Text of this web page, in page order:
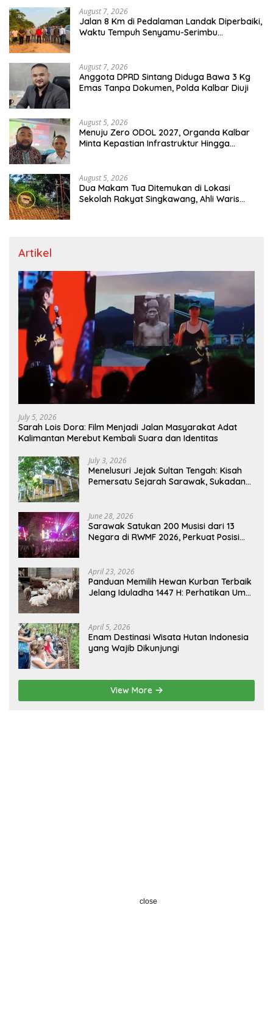
August 7, 2026
Jalan 8 Km di Pedalaman Landak Diperbaiki,
Waktu Tempuh Senyamu-Serimbu
August 7, 2026
Anggota DPRD Sintang Diduga Bawa 3 Kg
Emas Tanpa Dokumen, Polda Kalbar Diuji
August 5, 2026
Menuju Zero ODOL 2027, Organda Kalbar
Minta Kepastian Infrastruktur Hingga
August 5, 2026
Dua Makam Tua Ditemukan di Lokasi
Sekolah Rakyat Singkawang, Ahli Waris
Artikel
July 5, 2026
Sarah Lois Dora: Film Menjadi Jalan Masyarakat Adat
Kalimantan Merebut Kembali Suara dan Identitas
July 3, 2026
Menelusuri Jejak Sultan Tengah: Kisah
Pemersatu Sejarah Sarawak, Sukadana,
June 28, 2026
Sarawak Satukan 200 Musisi dari 13
Negara di RWMF 2026, Perkuat Posisi
April 23, 2026
Panduan Memilih Hewan Kurban Terbaik
Jelang Iduladha 1447 H: Perhatikan Umur
April 5, 2026
Enam Destinasi Wisata Hutan Indonesia
yang Wajib Dikunjungi
View More
close